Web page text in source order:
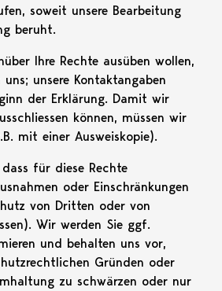
soweit unsere Bearbeitung
beruht.
Ihre Rechte ausüben wollen,
unsere Kontaktangaben
der Erklärung. Damit wir
können, müssen wir
mit einer Ausweiskopie).
für diese Rechte
oder Einschränkungen
von Dritten oder von
Wir werden Sie ggf.
und behalten uns vor,
Gründen oder
zu schwärzen oder nur